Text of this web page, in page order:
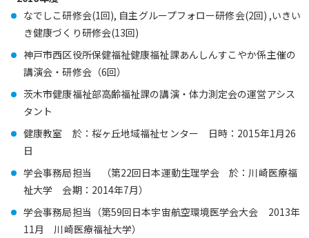
なでしこ研修会(1回), 自主グループフォロー研修会(2回) ,いきい
き健康づくり研修会(13回)
神戸市西区役所保健福祉健康福祉課あんしんすこやか係主催の
講演会・研修会（6回）
茨木市健康福祉部高齢福祉課の講演・体力測定会の運営アシス
タント
健康教室 於：桜ヶ丘地域福祉センター 日時：2015年1月26
日
学会事務局担当 （第22回日本運動生理学会 於：川崎医療福
祉大学 会期：2014年7月）
学会事務局担当（第59回日本宇宙航空環境医学会大会 2013年
11月 川崎医療福祉大学）